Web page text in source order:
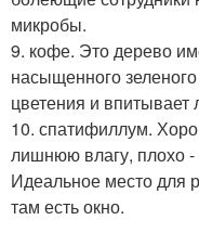
микробы.
9. кофе. Это дерево
насыщенного
цветения и
10. спатифиллум.
лишнюю влагу, плохо -
Идеальное место для
там есть окно.